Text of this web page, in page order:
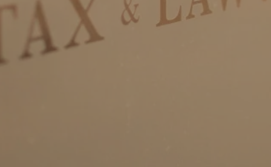
Algemene voorwaarden
Privacy voorwaarden